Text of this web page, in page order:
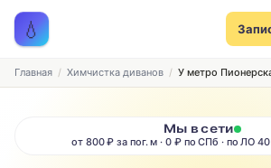
💧
Записаться на химчистку
Рассчитаем стоимость и подберём
ТИП МЕБЕЛИ
ТИП ОБИВКИ
Главная Химчистка диванов У метро
Мы в сети
от 800 ₽ за пог. м · 0 ₽ по СПб · по ЛО